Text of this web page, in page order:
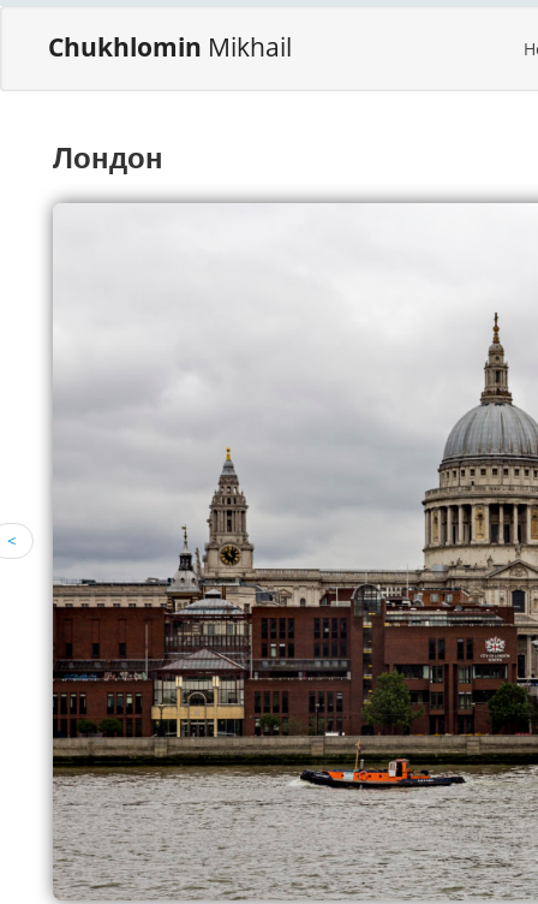
Chukhlomin Mikhail
Лондон
<